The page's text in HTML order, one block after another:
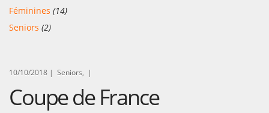
Féminines (14)
Seniors (2)
10/10/2018 | Seniors, |
Coupe de France